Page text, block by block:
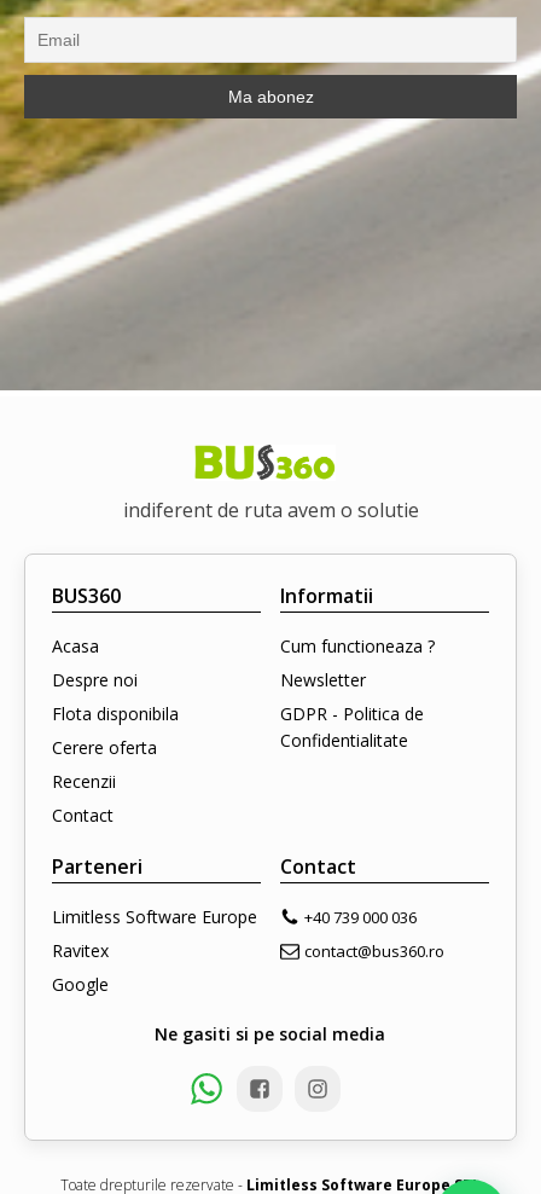
indiferent de ruta avem o solutie
BUS360
Acasa
Despre noi
Flota disponibila
Cerere oferta
Recenzii
Contact
Informatii
Cum functioneaza ?
Newsletter
GDPR - Politica de
Confidentialitate
Parteneri
Limitless Software Europe
Ravitex
Google
Contact
+40 739 000 036
contact@bus360.ro
Ne gasiti si pe social media
Toate drepturile rezervate - Limitless Software Europe SRL